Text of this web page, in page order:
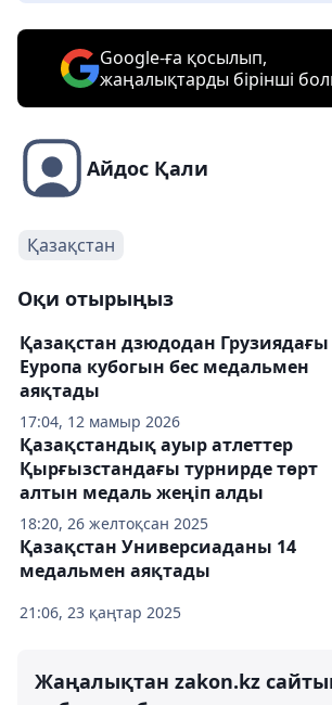
Google-ға қосылып,
жаңалықтарды бірінші
Айдос Қали
Қазақстан
Оқи отырыңыз
17:04, 12 мамыр 2026
Қазақстан дзюдодан Грузиядағы
Еуропа кубогын бес медальмен
аяқтады
18:20, 26 желтоқсан 2025
Қазақстандық ауыр атлеттер
Қырғызстандағы турнирде төрт
алтын медаль жеңіп алды
21:06, 23 қаңтар 2025
Қазақстан Универсиаданы 14
медальмен аяқтады
Жаңалықтан zakon.kz